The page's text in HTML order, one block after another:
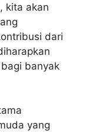
kita akan
dari
banyak
yang